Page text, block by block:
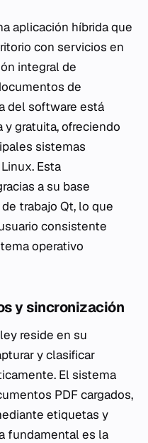
aplicación híbrida que
con servicios en
integral de
de
del software está
y gratuita, ofreciendo
sistemas
Esta
a su base
trabajo Qt, lo que
consistente
operativo
y sincronización
reside en su
y clasificar
El sistema
PDF cargados,
etiquetas y
fundamental es la